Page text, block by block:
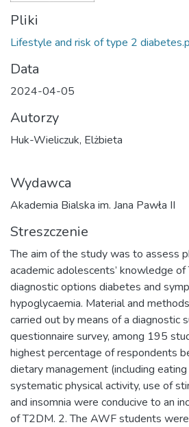
Pliki
Lifestyle and risk of type 2
Data
2024-04-05
Autorzy
Huk-Wieliczuk, Elżbieta
Wydawca
Akademia Bialska im. Jana Pawła II
Streszczenie
The aim of the study was to assess
academic adolescents’ knowledge
diagnostic options diabetes and
hypoglycaemia. Material and
carried out by means of a diagnostic
questionnaire survey, among 195
highest percentage of respondents
dietary management (including
systematic physical activity, use of
and insomnia were conducive to an
of T2DM. 2. The AWF students